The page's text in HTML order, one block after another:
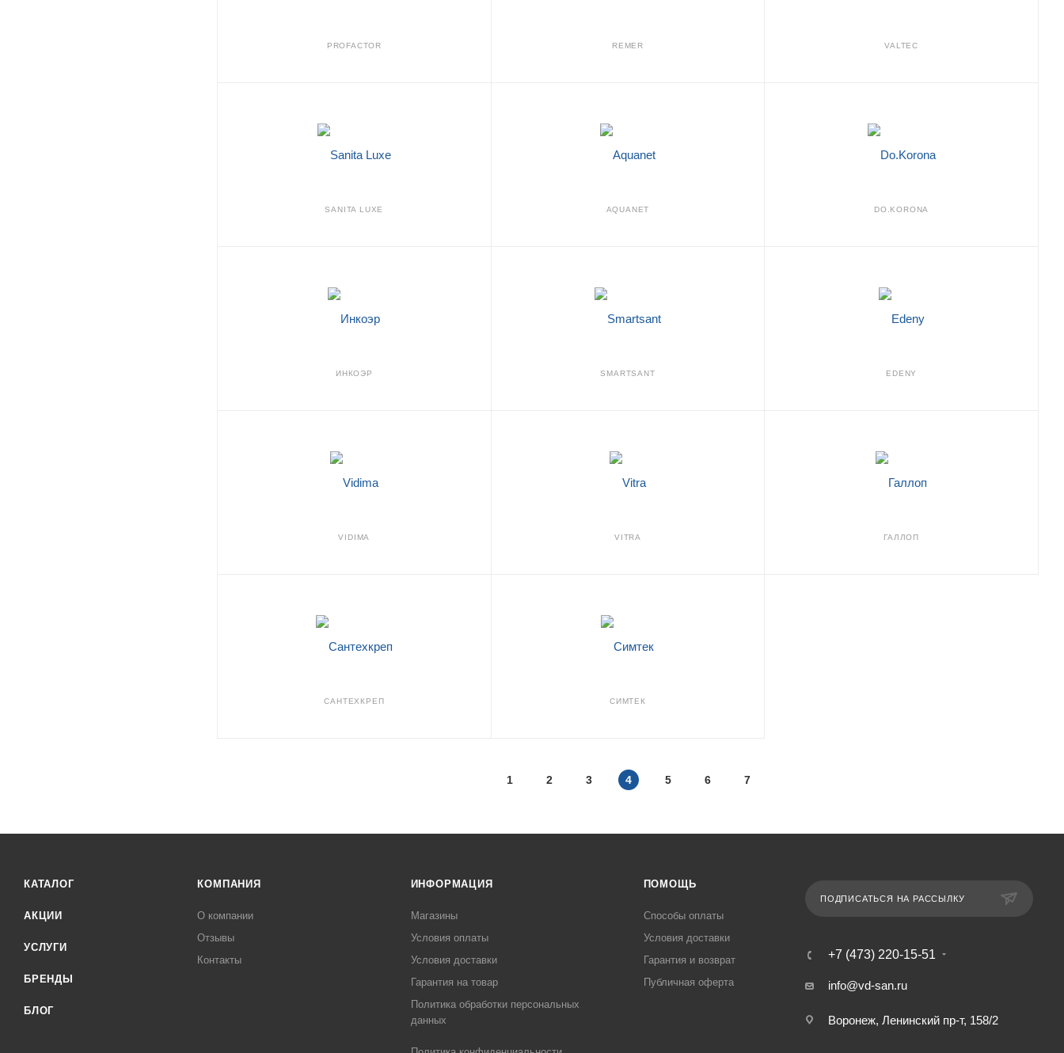
PROFACTOR REMER VALTEC
SANITA LUXE AQUANET DO.KORONA
ИНКОЭР SMARTSANT EDENY
VIDIMA VITRA ГАЛЛОП
САНТЕХКРЕП СИМТЕК
1 2 3 4 5 6 7
КАТАЛОГ
АКЦИИ
УСЛУГИ
БРЕНДЫ
БЛОГ
КОМПАНИЯ
О компании
Отзывы
Контакты
ИНФОРМАЦИЯ
Магазины
Условия оплаты
Условия доставки
Гарантия на товар
Политика обработки персональных
данных
ПОМОЩЬ
Способы оплаты
Условия доставки
Гарантия и возврат
Публичная оферта
ПОДПИСАТЬСЯ НА РАССЫЛКУ
+7 (473) 220-15-51
info@vd-san.ru
Воронеж, Ленинский пр-т, 158/2